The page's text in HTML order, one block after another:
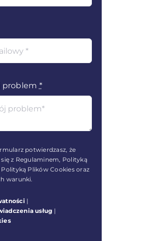
problem *
potwierdzasz, że
się z Regulaminem, Polityką
Plików Cookies oraz
warunki.
|
usług |